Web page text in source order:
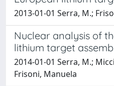
2013-01-01 Serra, M.;
Nuclear analysis of
lithium target
2014-01-01 Serra, M.;
Frisoni, Manuela